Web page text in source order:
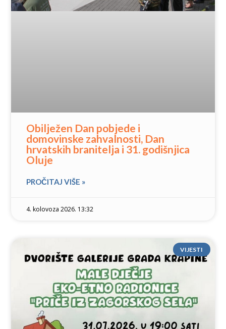
Obilježen Dan pobjede i
domovinske zahvalnosti, Dan
hrvatskih branitelja i 31. godišnjica
Oluje
PROČITAJ VIŠE »
4. kolovoza 2026. 13:32
VIJESTI